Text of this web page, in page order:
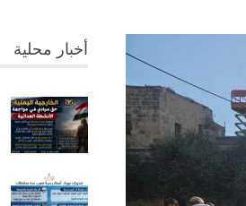
أخبار محلية